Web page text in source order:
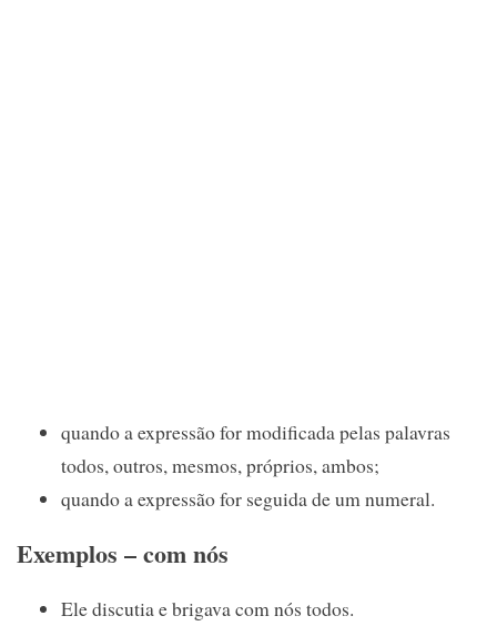
quando a expressão for modificada pelas palavras
todos, outros, mesmos, próprios, ambos;
quando a expressão for seguida de um numeral.
Exemplos – com nós
Ele discutia e brigava com nós todos.